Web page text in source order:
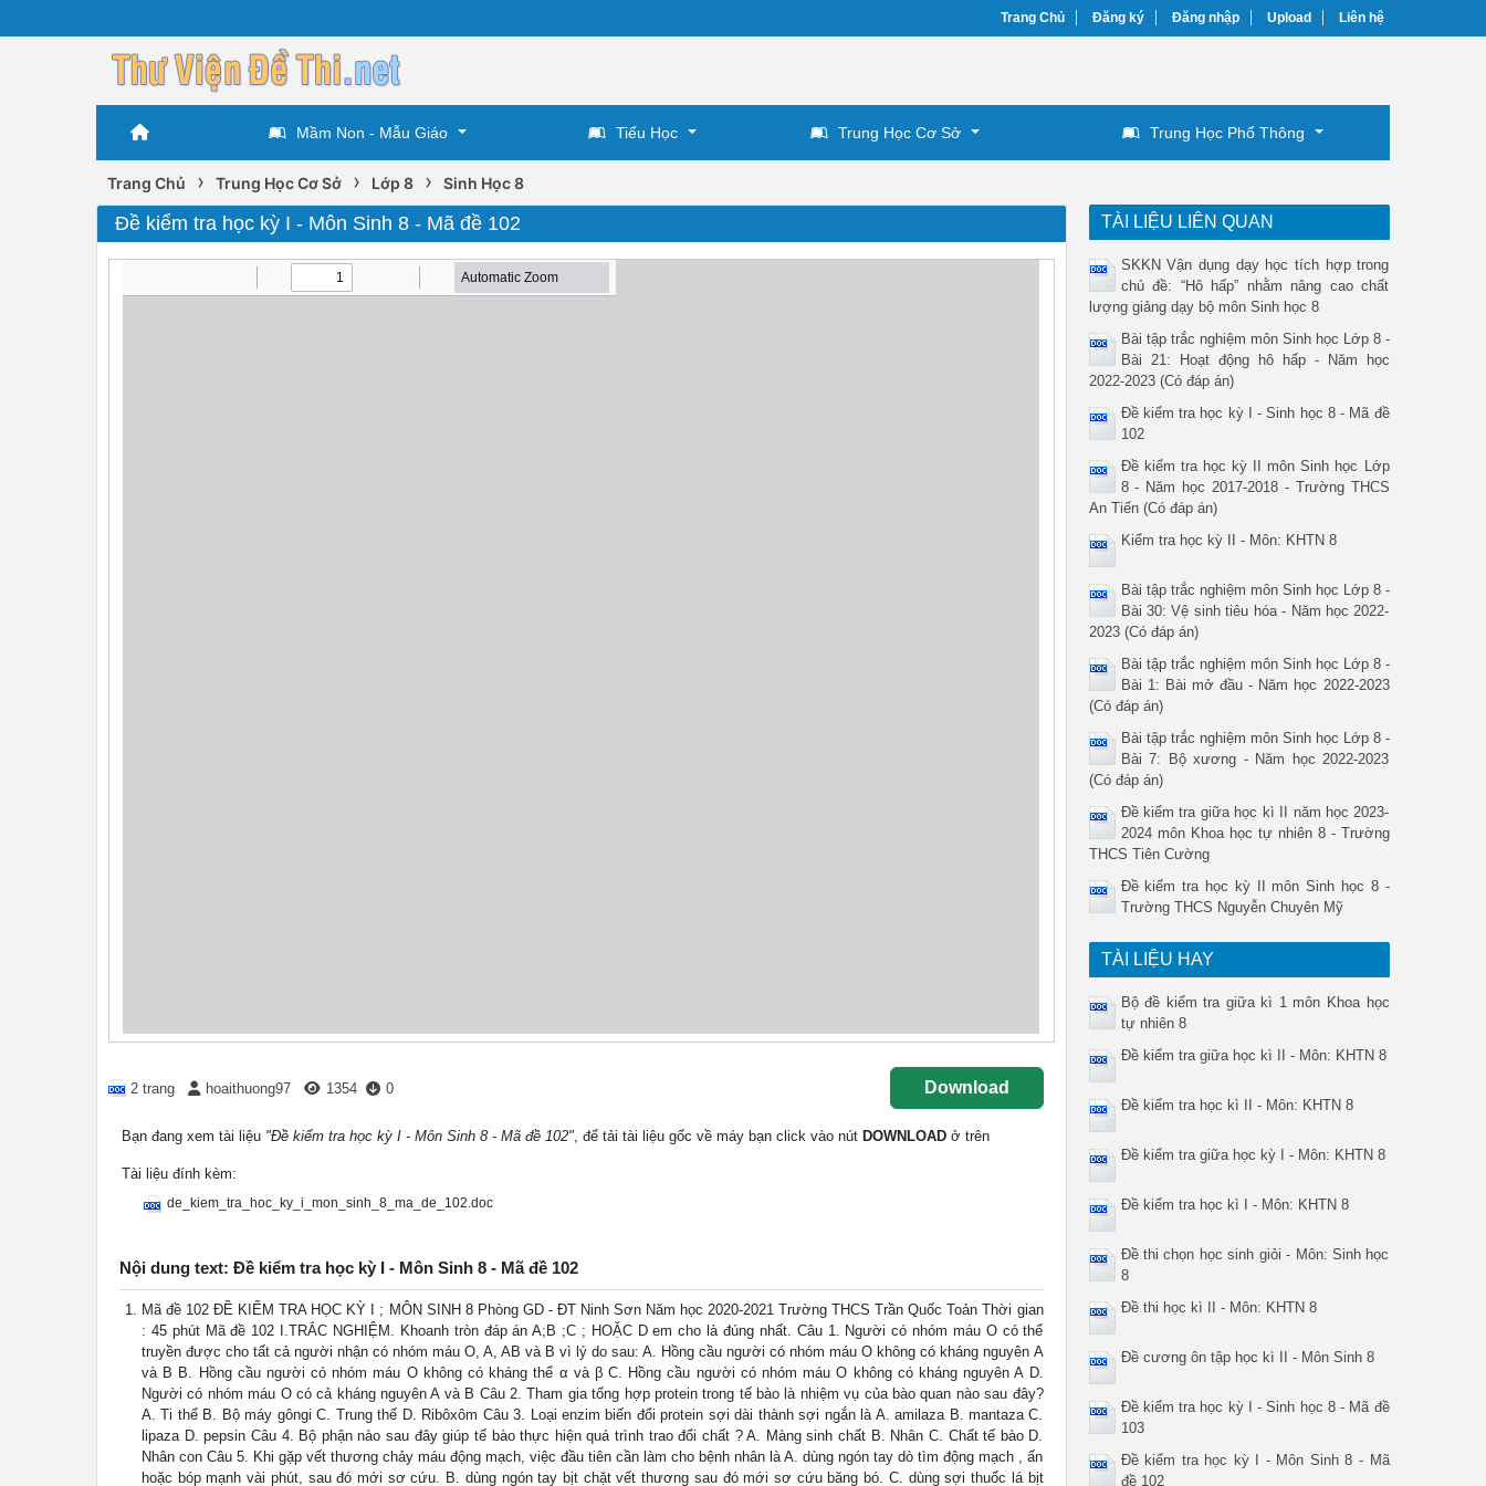
Trang Chủ Đăng ký Đăng nhập Upload Liên hệ
Mầm Non - Mẫu Giáo Tiểu Học Trung Học Cơ Sở Trung Học Phổ Thông
Trang Chủ › Trung Học Cơ Sở › Lớp 8 › Sinh Học 8
Đề kiểm tra học kỳ I - Môn Sinh 8 - Mã đề 102
2 trang hoaithuong97 1354 0 Download
Bạn đang xem tài liệu "Đề kiểm tra học kỳ I - Môn Sinh 8 - Mã đề 102", để tải tài liệu gốc về máy bạn click vào nút DOWNLOAD ở trên
Tài liệu đính kèm:
de_kiem_tra_hoc_ky_i_mon_sinh_8_ma_de_102.doc
Nội dung text: Đề kiểm tra học kỳ I - Môn Sinh 8 - Mã đề 102
Mã đề 102 ĐỀ KIỂM TRA HỌC KỲ I ; MÔN SINH 8 Phòng GD - ĐT Ninh Sơn Năm học 2020-2021 Trường THCS Trần Quốc Toản Thời gian
: 45 phút Mã đề 102 I.TRẮC NGHIỆM. Khoanh tròn đáp án A;B ;C ; HOẶC D em cho là đúng nhất. Câu 1. Người có nhóm máu O có thể
truyền được cho tất cả người nhận có nhóm máu O, A, AB và B vì lý do sau: A. Hồng cầu người có nhóm máu O không có kháng nguyên A
và B B. Hồng cầu người có nhóm máu O không có kháng thể α và β C. Hồng cầu người có nhóm máu O không có kháng nguyên A D.
Người có nhóm máu O có cả kháng nguyên A và B Câu 2. Tham gia tổng hợp protein trong tế bào là nhiệm vụ của bào quan nào sau đây?
A. Ti thể B. Bộ máy gôngi C. Trung thể D. Ribôxôm Câu 3. Loại enzim biến đổi protein sợi dài thành sợi ngắn là A. amilaza B. mantaza C.
lipaza D. pepsin Câu 4. Bộ phận nào sau đây giúp tế bào thực hiện quá trình trao đổi chất ? A. Màng sinh chất B. Nhân C. Chất tế bào D.
Nhân con Câu 5. Khi gặp vết thương chảy máu động mạch, việc đầu tiên cần làm cho bệnh nhân là A. dùng ngón tay dò tìm động mạch , ấn
hoặc bóp mạnh vài phút, sau đó mới sơ cứu. B. dùng ngón tay bịt chặt vết thương sau đó mới sơ cứu băng bó. C. dùng sợi thuốc lá bịt
TÀI LIỆU LIÊN QUAN
SKKN Vận dụng dạy học tích hợp trong
chủ đề: “Hô hấp” nhằm nâng cao chất
lượng giảng dạy bộ môn Sinh học 8
Bài tập trắc nghiệm môn Sinh học Lớp 8 -
Bài 21: Hoạt động hô hấp - Năm học
2022-2023 (Có đáp án)
Đề kiểm tra học kỳ I - Sinh học 8 - Mã đề
102
Đề kiểm tra học kỳ II môn Sinh học Lớp
8 - Năm học 2017-2018 - Trường THCS
An Tiến (Có đáp án)
Kiểm tra học kỳ II - Môn: KHTN 8
Bài tập trắc nghiệm môn Sinh học Lớp 8 -
Bài 30: Vệ sinh tiêu hóa - Năm học 2022-
2023 (Có đáp án)
Bài tập trắc nghiệm môn Sinh học Lớp 8 -
Bài 1: Bài mở đầu - Năm học 2022-2023
(Có đáp án)
Bài tập trắc nghiệm môn Sinh học Lớp 8 -
Bài 7: Bộ xương - Năm học 2022-2023
(Có đáp án)
Đề kiểm tra giữa học kì II năm học 2023-
2024 môn Khoa học tự nhiên 8 - Trường
THCS Tiên Cường
Đề kiểm tra học kỳ II môn Sinh học 8 -
Trường THCS Nguyễn Chuyên Mỹ
TÀI LIỆU HAY
Bộ đề kiểm tra giữa kì 1 môn Khoa học
tự nhiên 8
Đề kiểm tra giữa học kì II - Môn: KHTN 8
Đề kiểm tra học kì II - Môn: KHTN 8
Đề kiểm tra giữa học kỳ I - Môn: KHTN 8
Đề kiểm tra học kì I - Môn: KHTN 8
Đề thi chọn học sinh giỏi - Môn: Sinh học
8
Đề thi học kì II - Môn: KHTN 8
Đề cương ôn tập học kì II - Môn Sinh 8
Đề kiểm tra học kỳ I - Sinh học 8 - Mã đề
103
Đề kiểm tra học kỳ I - Môn Sinh 8 - Mã
đề 102